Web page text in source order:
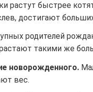
растут быстрее
достигают
родителей
такими же
новорожденного.
вес.